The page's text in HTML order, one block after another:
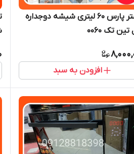
توستر پارس ۶۰ لیتری شیشه دوجداره
تک 0060
افزودن به سبد